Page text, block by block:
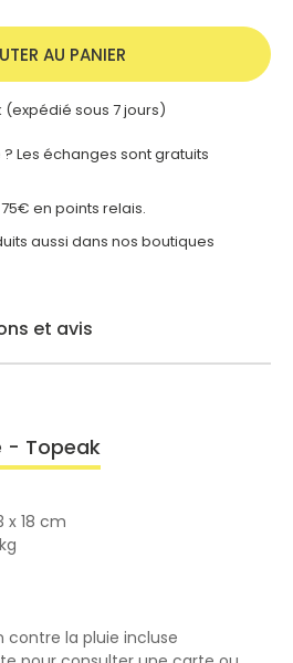
AU PANIER
(expédié sous 7 jours)
Les échanges sont gratuits
en points relais.
aussi dans nos boutiques
et avis
- Topeak
x 18 cm
contre la pluie incluse